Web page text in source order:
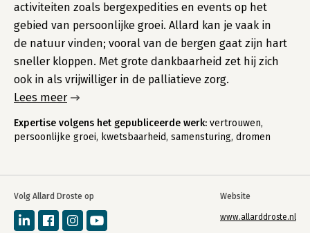
Volg Allard Droste op Website
www.allarddroste.nl
activiteiten zoals bergexpedities en events op het
gebied van persoonlijke groei. Allard kan je vaak in
de natuur vinden; vooral van de bergen gaat zijn hart
sneller kloppen. Met grote dankbaarheid zet hij zich
ook in als vrijwilliger in de palliatieve zorg.
Lees meer
Expertise volgens het gepubliceerde werk: vertrouwen,
persoonlijke groei, kwetsbaarheid, samensturing, dromen